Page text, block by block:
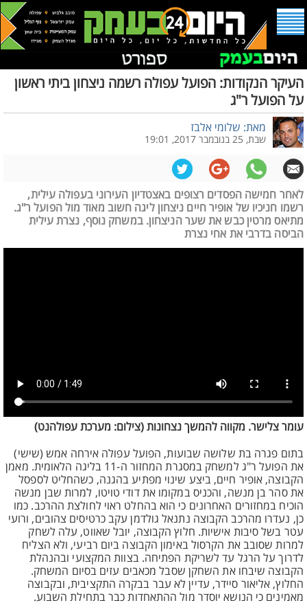
העיקר הנקודות: הפועל עפולה רשמה ניצחון ביתי ראשון
על הפועל ר"ג
מאת: שלומי אלבז
שבת, 25 בנובמבר 2017, 19:01
לאחר חמישה הפסדים רצופים באצטדיון העירוני בעפולה עילית,
רשמו חניכיו של אופיר חיים ניצחון ליגה חשוב מאוד מול הפועל ר"ג.
מתיאס מרטין כבש את שער הניצחון. במשחק נוסף, נצרת עילית
הביסה בדרבי את אחי נצרת
עומר צלישר. מקווה להמשך נצחונות (צילום: מערכת עפולהנט)
בתום פגרה בת שלושה שבועות, הפועל עפולה אירחה אמש (שישי)
את הפועל ר"ג למשחק במסגרת המחזור ה-11 בליגה הלאומית. מאמן
הקבוצה, אופיר חיים, ביצע שינוי מפתיע בהגנה, כשהחליט לספסל
את סהר בן מנשה, והכניס במקומו את דודי טויטו, למרות שבן מנשה
הוכיח במחזורים האחרונים כי הוא בהחלט ראוי לחולצת ההרכב. כמו
כן, נעדרו מהרכב הקבוצה נתנאל גולדמן עקב כרטיסים צהובים, ורועי
עטר בשל סיבות אישיות. חלוץ הקבוצה, יובל שאווט, עלה לשחק
למרות שסובב את הקרסול באימון הקבוצה ביום רביעי, ולא הצליח
לדרוך על הרגל עד לשריקת הפתיחה. בצוות המקצועי ובהנהלת
הקבוצה שיבחו את השחקן שסבל מכאבים עזים בסיום המשחק.
החלוץ, אליאור סיידר, עדיין לא עבר בבקרה התקציבית, ובקבוצה
מאמינים כי הנושא יוסדר מול ההתאחדות כבר בתחילת השבוע.